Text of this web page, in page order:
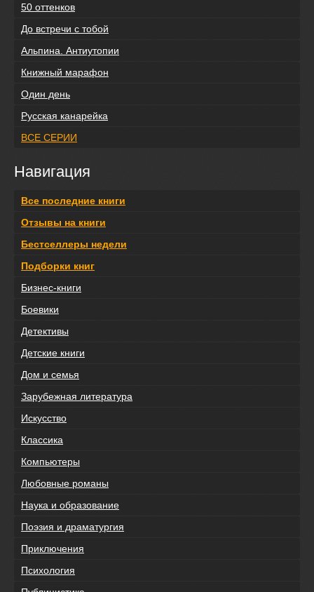
50 оттенков
До встречи с тобой
Альпина. Антиутопии
Книжный марафон
Один день
Русская канарейка
ВСЕ СЕРИИ
Навигация
Все последние книги
Отзывы на книги
Бестселлеры недели
Подборки книг
Бизнес-книги
Боевики
Детективы
Детские книги
Дом и семья
Зарубежная литература
Искусство
Классика
Компьютеры
Любовные романы
Наука и образование
Поэзия и драматургия
Приключения
Психология